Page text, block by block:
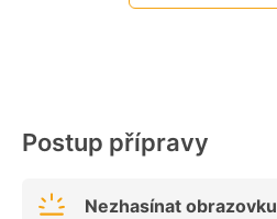
Postup přípravy
Nezhasínat obrazovku